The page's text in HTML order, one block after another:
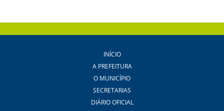
INÍCIO
A PREFEITURA
O MUNICÍPIO
SECRETARIAS
DIÁRIO OFICIAL